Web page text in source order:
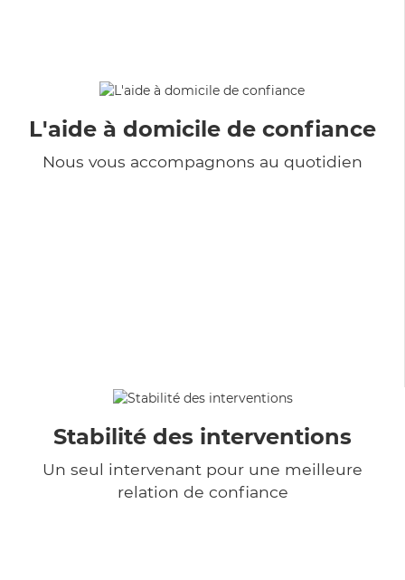
L'aide à domicile de confiance
Nous vous accompagnons au quotidien
Stabilité des interventions
Un seul intervenant pour une meilleure
relation de confiance